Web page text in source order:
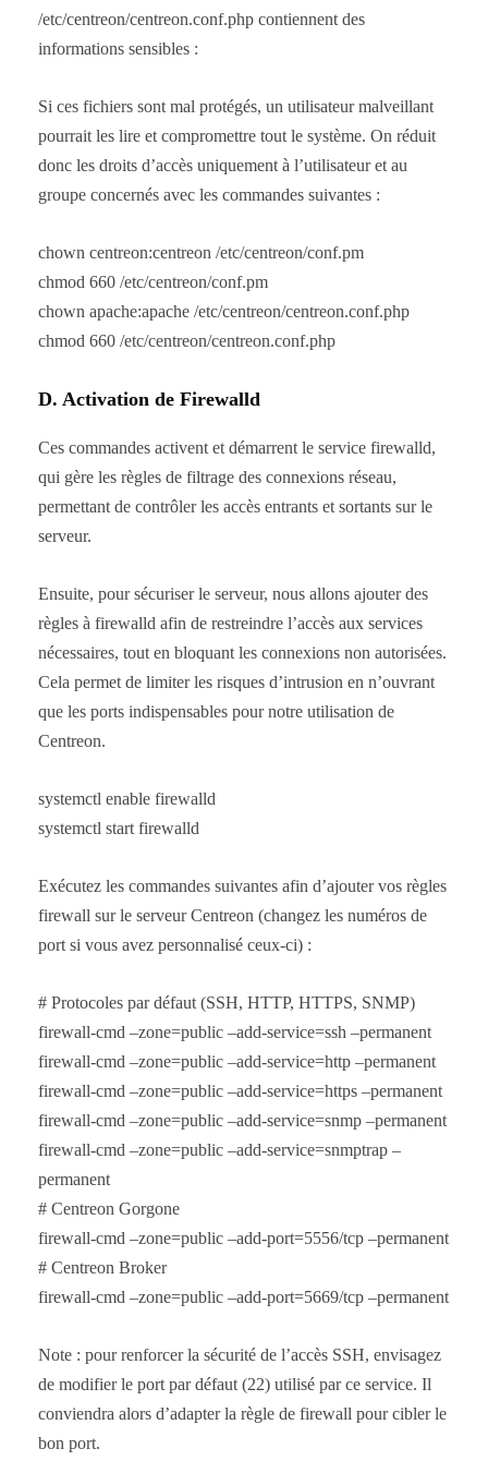
/etc/centreon/centreon.conf.php contiennent des
informations sensibles :
Si ces fichiers sont mal protégés, un utilisateur malveillant
pourrait les lire et compromettre tout le système. On réduit
donc les droits d’accès uniquement à l’utilisateur et au
groupe concernés avec les commandes suivantes :
chown centreon:centreon /etc/centreon/conf.pm
chmod 660 /etc/centreon/conf.pm
chown apache:apache /etc/centreon/centreon.conf.php
chmod 660 /etc/centreon/centreon.conf.php
D. Activation de Firewalld
Ces commandes activent et démarrent le service firewalld,
qui gère les règles de filtrage des connexions réseau,
permettant de contrôler les accès entrants et sortants sur le
serveur.
Ensuite, pour sécuriser le serveur, nous allons ajouter des
règles à firewalld afin de restreindre l’accès aux services
nécessaires, tout en bloquant les connexions non autorisées.
Cela permet de limiter les risques d’intrusion en n’ouvrant
que les ports indispensables pour notre utilisation de
Centreon.
systemctl enable firewalld
systemctl start firewalld
Exécutez les commandes suivantes afin d’ajouter vos règles
firewall sur le serveur Centreon (changez les numéros de
port si vous avez personnalisé ceux-ci) :
# Protocoles par défaut (SSH, HTTP, HTTPS, SNMP)
firewall-cmd –zone=public –add-service=ssh –permanent
firewall-cmd –zone=public –add-service=http –permanent
firewall-cmd –zone=public –add-service=https –permanent
firewall-cmd –zone=public –add-service=snmp –permanent
firewall-cmd –zone=public –add-service=snmptrap –
permanent
# Centreon Gorgone
firewall-cmd –zone=public –add-port=5556/tcp –permanent
# Centreon Broker
firewall-cmd –zone=public –add-port=5669/tcp –permanent
Note : pour renforcer la sécurité de l’accès SSH, envisagez
de modifier le port par défaut (22) utilisé par ce service. Il
conviendra alors d’adapter la règle de firewall pour cibler le
bon port.